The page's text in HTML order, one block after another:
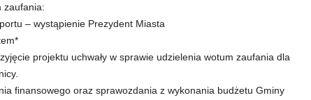
zaufania:
– wystąpienie Prezydent Miasta
projektu uchwały w sprawie udzielenia wotum zaufania dla
finansowego oraz sprawozdania z wykonania budżetu Gminy